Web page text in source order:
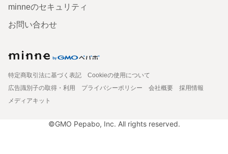
minneのセキュリティ
お問い合わせ
特定商取引法に基づく表記
Cookieの使用について
広告識別子の取得・利用
プライバシーポリシー 会社概要
採用情報
メディアキット
©GMO Pepabo, Inc. All rights reserved.